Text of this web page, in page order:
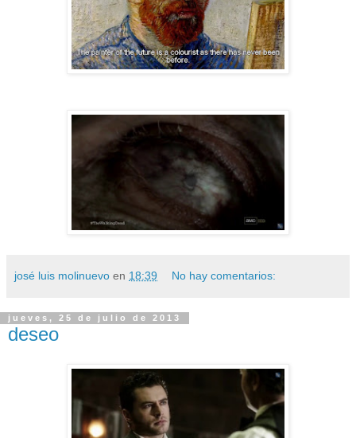
josé luis molinuevo en 18:39 No hay comentarios:
jueves, 25 de julio de 2013
deseo